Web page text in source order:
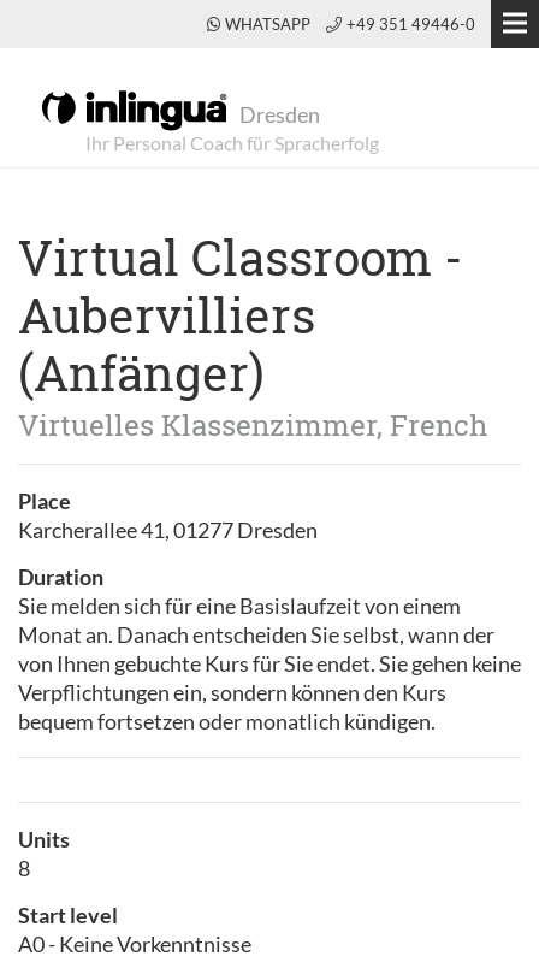
WHATSAPP +49 351 49446-0
Dresden
Virtual Classroom -
Aubervilliers
(Anfänger)
Virtuelles Klassenzimmer, French
Place
Karcherallee 41, 01277 Dresden
Duration
Sie melden sich für eine Basislaufzeit von einem
Monat an. Danach entscheiden Sie selbst, wann der
von Ihnen gebuchte Kurs für Sie endet. Sie gehen keine
Verpflichtungen ein, sondern können den Kurs
bequem fortsetzen oder monatlich kündigen.
Units
8
Start level
A0 - Keine Vorkenntnisse